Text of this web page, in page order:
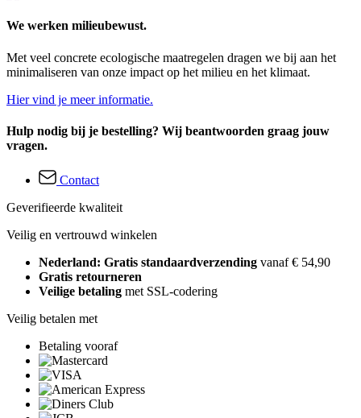
We werken milieubewust.
Met veel concrete ecologische maatregelen dragen we bij aan het
minimaliseren van onze impact op het milieu en het klimaat.
Hier vind je meer informatie.
Hulp nodig bij je bestelling? Wij beantwoorden graag jouw
vragen.
Contact
Geverifieerde kwaliteit
Veilig en vertrouwd winkelen
Nederland: Gratis standaardverzending vanaf € 54,90
Gratis retourneren
Veilige betaling met SSL-codering
Veilig betalen met
Betaling vooraf